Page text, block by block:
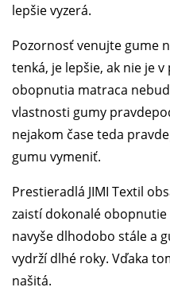
lepšie vyzerá.
Pozornosť venujte gume
tenká, je lepšie, ak nie je
obopnutia matraca
vlastnosti gumy
nejakom čase teda
gumu vymeniť.
Prestieradlá JIMI Textil
zaistí dokonalé
navyše dlhodobo stále a
vydrží dlhé roky. Vďaka
našitá.